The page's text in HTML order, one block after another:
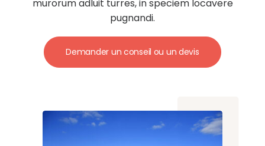
murorum adluit turres, in speciem locavere
pugnandi.
Demander un conseil ou un devis